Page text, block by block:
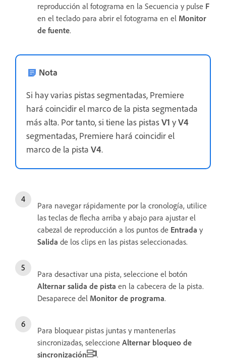
reproducción al fotograma en la Secuencia y pulse F
en el teclado para abrir el fotograma en el Monitor
de fuente.
Nota
Si hay varias pistas segmentadas, Premiere
hará coincidir el marco de la pista segmentada
más alta. Por tanto, si tiene las pistasV1 yV4
segmentadas, Premiere hará coincidir el
marco de la pista V4.
Para navegar rápidamente por la cronología, utilice
las teclas de flecha arriba y abajo para ajustar el
cabezal de reproducción a los puntos de Entrada y
Salida de los clips en las pistas seleccionadas.
Para desactivar una pista, seleccione el botón
Alternar salida de pista en la cabecera de la pista.
Desaparece del Monitor de programa.
Para bloquear pistas juntas y mantenerlas
sincronizadas, seleccione Alternar bloqueo de
sincronización
.